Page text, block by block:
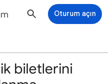
Oturum açın
biletlerini